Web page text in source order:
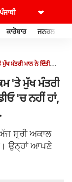
ਕਾਰੋਬਾਰ ਜਨਰਲ ਨੌਲਜ
ਮੁੱਖ ਮੰਤਰੀ ਮਾਨ ਨੇ ਦਿੱਤੀ
'ਤੇ ਮੁੱਖ ਮੰਤਰੀ
'ਚ ਨਹੀਂ ਹਾਂ,
ਸ੍ਰੀ ਅਕਾਲ
ਉਨ੍ਹਾਂ ਆਪਣੇ